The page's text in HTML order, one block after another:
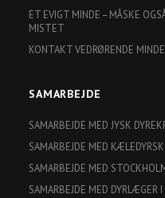
ET EVIGT MINDE – MÅSKE
MISTET
KONTAKT VEDRØRENDE
SAMARBEJDE
SAMARBEJDE MED JYSK
SAMARBEJDE MED
SAMARBEJDE MED
SAMARBEJDE MED DYRLÆGER